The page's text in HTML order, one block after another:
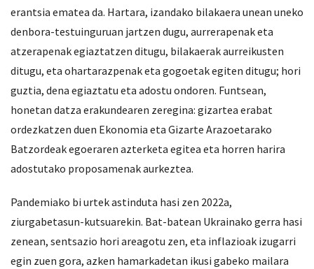
erantsia ematea da. Hartara, izandako bilakaera unean uneko
denbora-testuinguruan jartzen dugu, aurrerapenak eta
atzerapenak egiaztatzen ditugu, bilakaerak aurreikusten
ditugu, eta ohartarazpenak eta gogoetak egiten ditugu; hori
guztia, dena egiaztatu eta adostu ondoren. Funtsean,
honetan datza erakundearen zeregina: gizartea erabat
ordezkatzen duen Ekonomia eta Gizarte Arazoetarako
Batzordeak egoeraren azterketa egitea eta horren harira
adostutako proposamenak aurkeztea.
Pandemiako bi urtek astinduta hasi zen 2022a,
ziurgabetasun-kutsuarekin. Bat-batean Ukrainako gerra hasi
zenean, sentsazio hori areagotu zen, eta inflazioak izugarri
egin zuen gora, azken hamarkadetan ikusi gabeko mailara